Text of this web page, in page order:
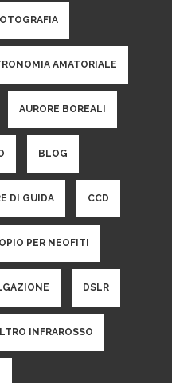
AMATORIALE
AURORE BOREALI
BLOG
DI GUIDA CCD
PER NEOFITI
DSLR
INFRAROSSO